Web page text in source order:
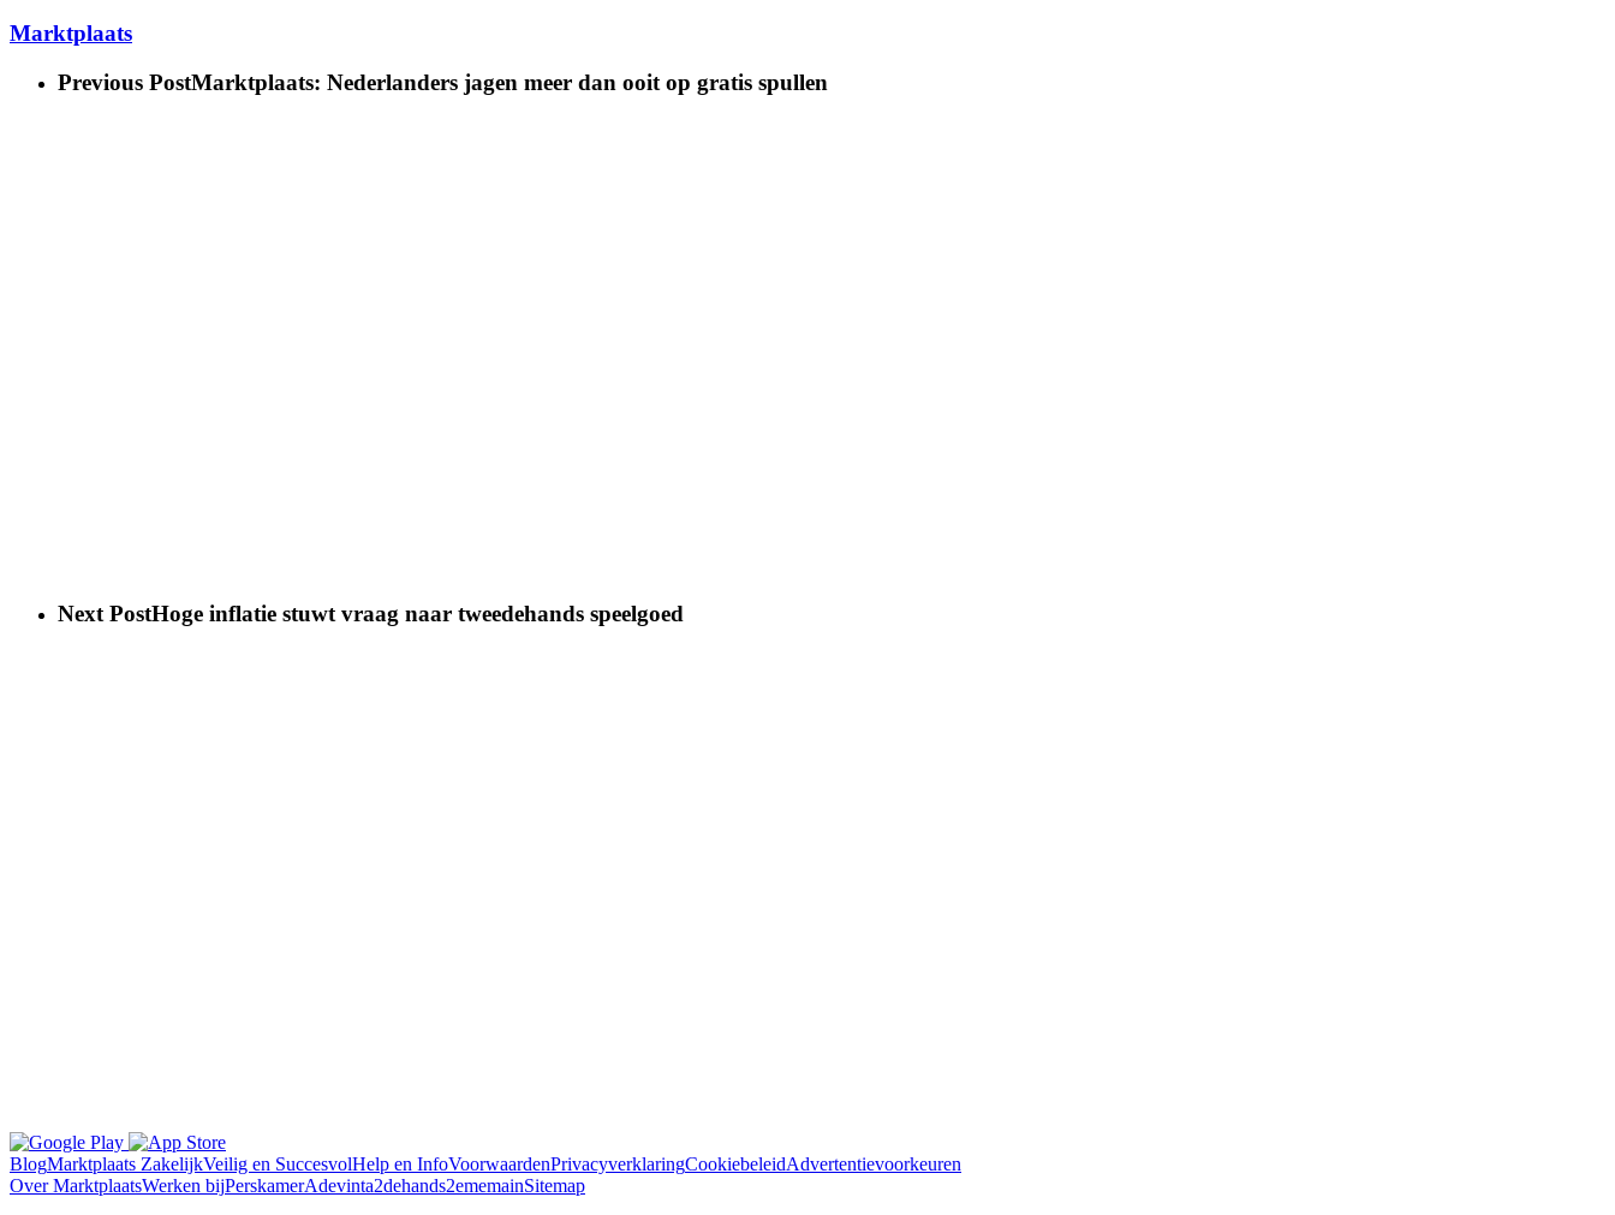
Marktplaats
Previous PostMarktplaats: Nederlanders jagen meer dan ooit op gratis spullen
Next PostHoge inflatie stuwt vraag naar tweedehands speelgoed
BlogMarktplaats ZakelijkVeilig en SuccesvolHelp en InfoVoorwaardenPrivacyverklaringCookiebeleidAdvertentievoorkeuren
Over MarktplaatsWerken bijPerskamerAdevinta2dehands2ememainSitemap